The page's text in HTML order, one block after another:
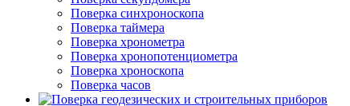
Поверка синхроноскопа
Поверка таймера
Поверка хронометра
Поверка хронопотенциометра
Поверка хроноскопа
Поверка часов